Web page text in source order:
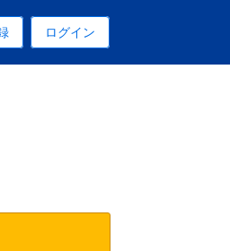
す
れますログイン